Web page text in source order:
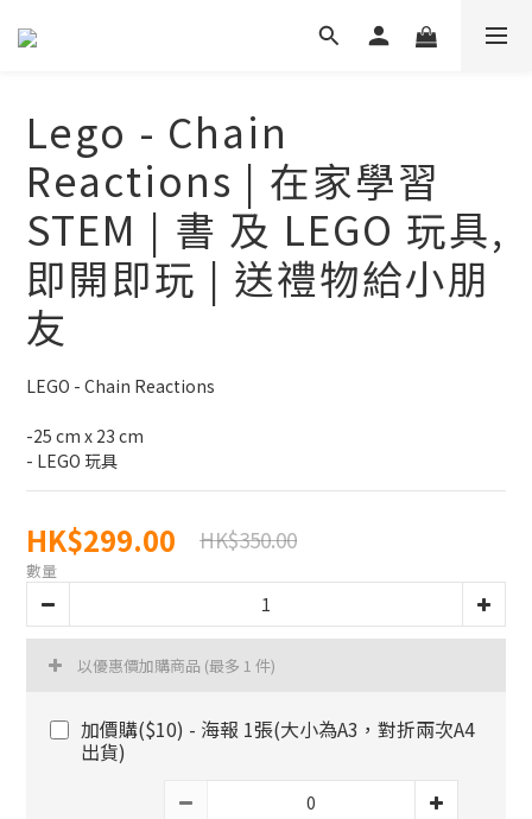
Lego - Chain
Reactions | 在家學習
STEM | 書 及 LEGO 玩具,
即開即玩 | 送禮物給小朋
友
LEGO - Chain Reactions
-25 cm x 23 cm
- LEGO 玩具
HK$299.00 HK$350.00
數量
以優惠價加購商品 (最多 1 件)
加價購($10) - 海報 1張(大小為A3，對折兩次A4
出貨)